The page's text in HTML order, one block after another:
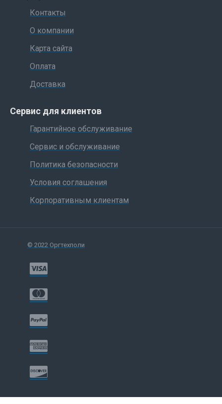
Контакты
О компании
Карта сайта
Оплата
Доставка
Сервис для клиентов
Гарантийное обслуживание
Сервис и обслуживание
Политика безопасности
Условия соглашения
Корпоративным клиентам
© 2022 Оргтехполи